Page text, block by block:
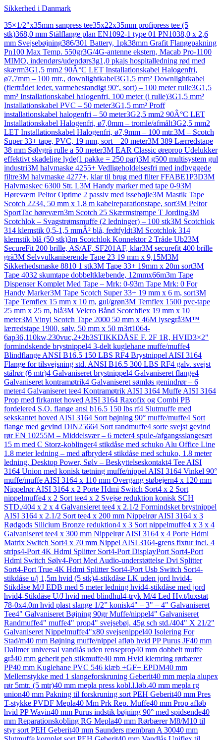
Sikkerhed i Danmark
35×1/2"x35mm sanpress tee35x22x35mm profipress tee (5
stk)368,0 mm Stålflange plan EN1092-1 type 01 PN1038,0 x 2,6
mm Svejsebøjning386/301 Battery, 1pk38mm Grafit Flangepakning
Pn100 Max Temp. 550gr3G/4G-antenne ekstern, Macab Pro-1100
MIMO, indendørs/udendørs3g1,0 pkajs hospitalledning rød med
skærm3G1,5 mm2 90Â°C LET Installationskabel Halogenfri,
ø7,7mm – 100 mtr., downlightkabel3G1,5 mm² Downlightkabel
(flertrådet leder, varmebestandigt 90°, sort) – 100 meter rulle3G1,5
mm² Installationskabel halogenfri, 100 meter (i rulle)3G1,5 mm²
Installationskabel PVC – 50 meter3G1,5 mm² Proff
installationskabel halogenfri – 50 meter3G2,5 mm2 90Â°C LET
Installationskabel Halogenfri, ø7,0mm – tromle/afmålt3G2,5 mm2
LET Installationskabel Halogenfri, ø7,9mm – 100 mtr.3M – Scotch
Super 33+ tape, PVC, 19 mm, sort – 20 meter3M 389 Lærredstape
38 mm Sølvgrå rulle a 50 meter3M EAR Classic øreprop Udelukker
effektivt skadelige lyde(1 pakke = 250 par)3M g500 multisystem gul
industri3M halvmaske 4255+ Vedligeholdelsesfri med indbyggede
filtre3M halvmaske 4277+, klar til brug med filter FFABE1P3D3M
Halvmaskec 6300 Str. L3M Handy marker med tape 0-93M
Høreværn Peltor Optime 2 passiv med issebøjle3M Mastik Tape
Scotch 2234, 50 mm x 1,8 m kabelreparationstape, sort3M Peltor
SportTac høreværn3m Scotch 25 Skærmstrømpe T Jording3M
Scotchlok – Svagstrømsmuffe (2 ledninger) – 100 stk3M Scotchlok
314 klemstik 0,5-1,5 mmÂ² blå, fedtfyldt3M Scotchlok 314
klemstik blå (50 stk)3m Scotchlok Konnektor 2 Tråde Ub23M
SecureFit 200 brille, AS/AF, SF201AF, klar3M securefit 400 brille
grå3M Selvvulkaniserende Tape 23 19 mm x 9,15M3M
Sikkerhedsmaske 8810 1 stk3M Tape 33+ 19mm x 20m sort3M
Tape 4032 skumtape dobbeltklæbende, 12mmx66m3m Tape
Dispenser Komplet Med Tape – Mrk: 0-93m Tape Mrk: 0 For
Handy Marker3M Tape Scotch Super 33+ 19 mm x 6 m, sort3M
Tape Temflex 15 mm x 10 m, gul/grøn3M Temflex 1500 pvc-tape
25 mm x 25 m, blå3M Velcro Bånd Scotchflex 19 mm x 10
meter3M Vinyl Scotch Tape 2000 50 mm x 46M lysegrå3M™
lærredstape 1900, sølv, 50 mm x 50 m3rt1064-
6ap36,110kw,230vuc,2+2b3STIKKDÅSE F. 2F 1R, HVID3×2"
formindskende brystnippel4 3-delt kuglehane muffe/muffe4
Blindflange ANSI B16.5 150 LBS RF4 Brystnippel AISI 3164
Flange for tilsvejsning std. ANSI B16.5 300 LBS RF4 galv. svejst
stålrør (6 mtr)4 Galvaniseret brystnippel4 Galvaniseret flange4
Galvaniseret kontramøtrik4 Galvaniseret sømløs genindrør – 6
meter4 Galvaniseret tee4 Kontramøtrik AISI 3164 Muffe AISI 3164
Prop med firkantet hoved AISI 3164 Raxofix og Combi PB
fordelere4 S.O. flange ansi b16.5 150 lbs rf4 Slutmuffe med
sekskantet hoved AISI 3164 Sort bøjning 90° muffe/muffe4 Sort
flange med gevind DIN25664 Sort randmuffe4 sorte svejst gevind
rør EN 10255M – Middelsvær – 6 meter4 spule-/afgangsslangesæt
15 m med C Storz-koblinger4 stikdåse med schuko Alu Office Line
1.8 meter ledning – med afbryder4 stikdåse med schuko, 1.8 meter
ledning, Desktop Power, Sølv – Beskyttelseskontakt4 Tee AISI
3164 Union med konisk tætning muffe/nippel AISI 3164 Vinkel 90°
muffe/muffe AISI 3164 x 110 mm Overgang støbejern4 x 120 mm
Nippelrør AISI 3164 x 2 Porte Hdmi Switch Sort4 x 2 Sort
nippelmuffe4 x 2 Sort tee4 x 2 Svejse reduktion konisk SCH
STD./404 x 2 x 4 Galvansieret tee4 x 2.1/2 Formindsket brystnippel
AISI 3164 x 2.1/2 Sort tee4 x 200 mm Nippelrør AISI 3164 x 3
Rødgods Silicium Bronze reduktion4 x 3 Sort nippelmuffe4 x 3 x 4
Galvaniseret tee4 x 300 mm Nippelrør AISI 3164 x 4 Porte Hdmi
Matrix Switch Sort4 x 70 mm Nippel AISI 3164-grens fixtur incl. 4
strips4-Port 4K Hdmi Splitter Sort4-Port DisplayPort Sort4-Port
Hdmi Switch Sølv4-Port Med Audio-understøttelse Dvi Splitter
Sort4-Port True 4K Hdmi Splitter Sort4-Port Usb Switch Sort4-
stikdåse u/j 1,5m hvid (5 stk)4-stikdåse LK uden jord hvid4-
Stikdåse M/J EDB med 5 meter ledning hvid4-stikdåse med jord
hvid4-Stikdåse U/J hvid med blindhul4-tryk M/4 Led Hv.t/luxstat
78-0x4.0m hvid plast slange 1/2” konisk4" – 3" – 4" Galvaniseret
Tee4" Galvaniseret Bøjning 90gr Muffe/nippel4" Galvaniseret
Randmuffe4" muffe4" prop4" svejsebøj. 45g sch std./404" X 21/2"
Galvaniseret Nippelmuffe4"x80 svejsenippel40 Isolering For
Stad/m40 mm Bøjning muffe/nippel afløb hvid PP Purus JF40 mm
Dallmer universal vandlås uden renseprop40 mm dobbelt muffe
grå40 mm geberit peh stikmuffe40 mm Hvid klemring rørbærer
PP40 mm Kuglehane PVC 546 klæb +GF+ EPDM40 mm
Mellemstykke med 1 slangeforskruning Geberit40 mm mepla alupex
rør 5mtr. (5 mtr)40 mm mepla press kobl.l.løb.40 mm mepla rg
union40 mm Pakning til forskruning sort PEH Geberit40 mm Pres
T-stykke PVDF Mepla40 Mm Prk Rep. Muffe40 mm Prop afløb
hvid PP Wavin40 mm Purus indstik bøjning 90° med spidsende40
mm Reparationskobling RG Mepla40 mm Rørbærer M8/M10 til
styr sort PEH Geberit40 mm Saunders membran A 30040 mm